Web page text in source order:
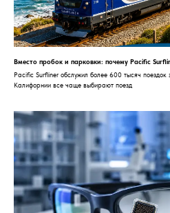
Вместо пробок и парковки: почему Pacific
Pacific Surfliner обслужил более 600 тысяч
Калифорнии все чаще выбирают поезд